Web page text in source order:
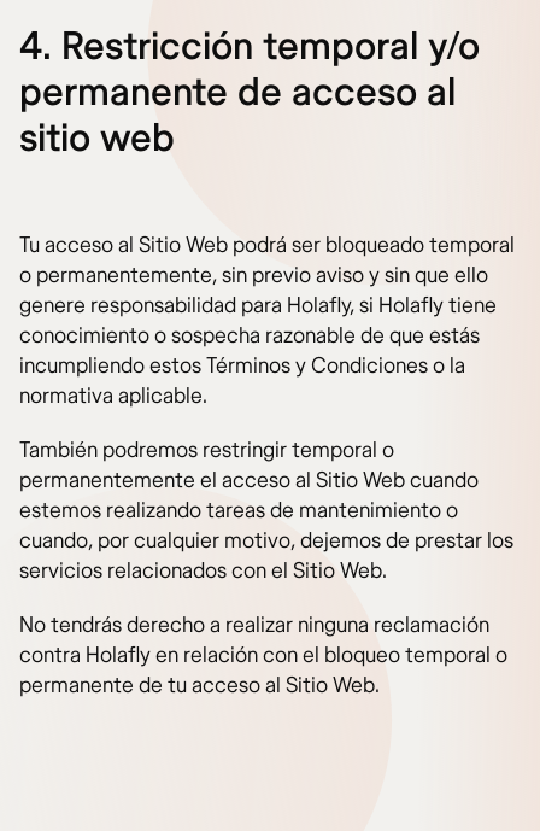
4. Restricción temporal y/o
permanente de acceso al
sitio web
Tu acceso al Sitio Web podrá ser bloqueado temporal
o permanentemente, sin previo aviso y sin que ello
genere responsabilidad para Holafly, si Holafly tiene
conocimiento o sospecha razonable de que estás
incumpliendo estos Términos y Condiciones o la
normativa aplicable.
También podremos restringir temporal o
permanentemente el acceso al Sitio Web cuando
estemos realizando tareas de mantenimiento o
cuando, por cualquier motivo, dejemos de prestar los
servicios relacionados con el Sitio Web.
No tendrás derecho a realizar ninguna reclamación
contra Holafly en relación con el bloqueo temporal o
permanente de tu acceso al Sitio Web.